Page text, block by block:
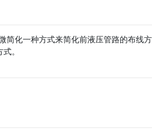
简化一种方式来简化前液压管路的布线
。